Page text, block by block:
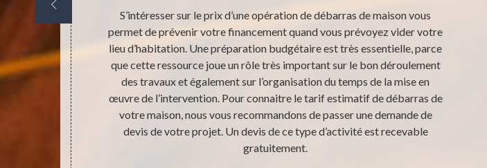
radical des
frais si la
puisse
En
S’intéresser sur le prix d’une opération de débarras de maison vous
permet de prévenir votre financement quand vous prévoyez vider votre
lieu d’habitation. Une préparation budgétaire est très essentielle, parce
que cette ressource joue un rôle très important sur le bon déroulement
des travaux et également sur l’organisation du temps de la mise en
œuvre de l’intervention. Pour connaitre le tarif estimatif de débarras de
votre maison, nous vous recommandons de passer une demande de
devis de votre projet. Un devis de ce type d’activité est recevable
gratuitement.